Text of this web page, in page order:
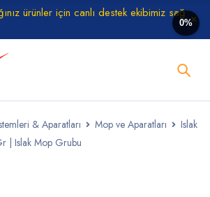
ürünler için canlı destek ekibimiz sağ
& Aparatları Mop ve Aparatları
Islak
| Islak Mop Grubu
0%